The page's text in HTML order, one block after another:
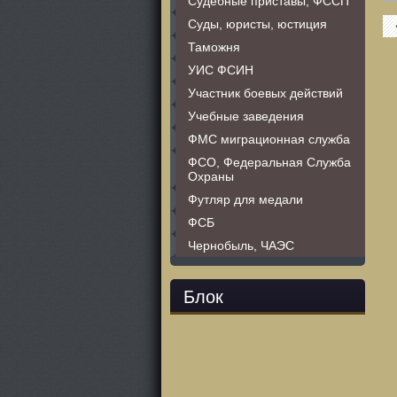
Суды, юристы, юстиция
Таможня
УИС ФСИН
Участник боевых действий
Учебные заведения
ФМС миграционная служба
ФСО, Федеральная Служба
Охраны
Футляр для медали
ФСБ
Чернобыль, ЧАЭС
Блок